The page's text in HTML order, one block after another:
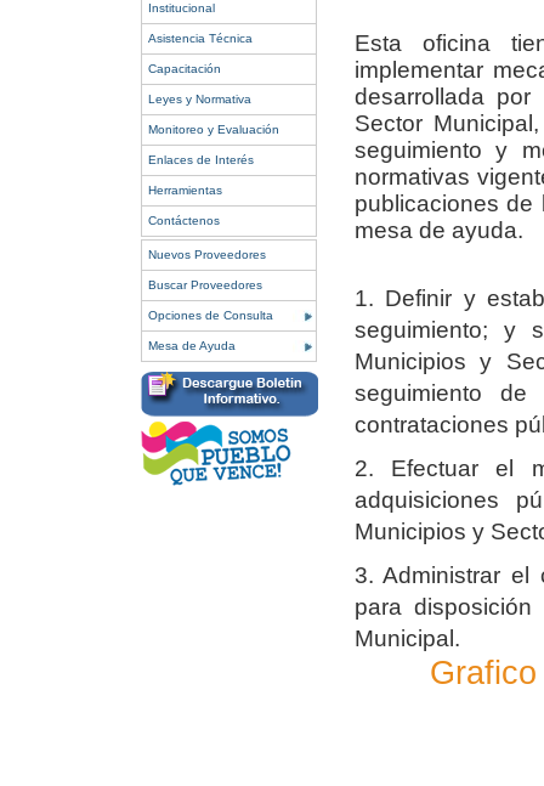
Institucional
Asistencia Técnica
Capacitación
Leyes y Normativa
Monitoreo y Evaluación
Enlaces de Interés
Herramientas
Contáctenos
Nuevos Proveedores
Buscar Proveedores
Opciones de Consulta
Mesa de Ayuda
Esta oficina
implementar
desarrollada
Sector
seguimiento y
normativas
publicaciones
mesa de ayuda.
1. Definir y
seguimiento; y
Municipios y
seguimiento
contrataciones
2. Efectuar el
adquisiciones
Municipios y
3. Administrar el
para
Municipal.